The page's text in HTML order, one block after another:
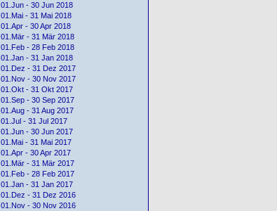
01.Jun - 30 Jun 2018
01.Mai - 31 Mai 2018
01.Apr - 30 Apr 2018
01.Mär - 31 Mär 2018
01.Feb - 28 Feb 2018
01.Jan - 31 Jan 2018
01.Dez - 31 Dez 2017
01.Nov - 30 Nov 2017
01.Okt - 31 Okt 2017
01.Sep - 30 Sep 2017
01.Aug - 31 Aug 2017
01.Jul - 31 Jul 2017
01.Jun - 30 Jun 2017
01.Mai - 31 Mai 2017
01.Apr - 30 Apr 2017
01.Mär - 31 Mär 2017
01.Feb - 28 Feb 2017
01.Jan - 31 Jan 2017
01.Dez - 31 Dez 2016
01.Nov - 30 Nov 2016